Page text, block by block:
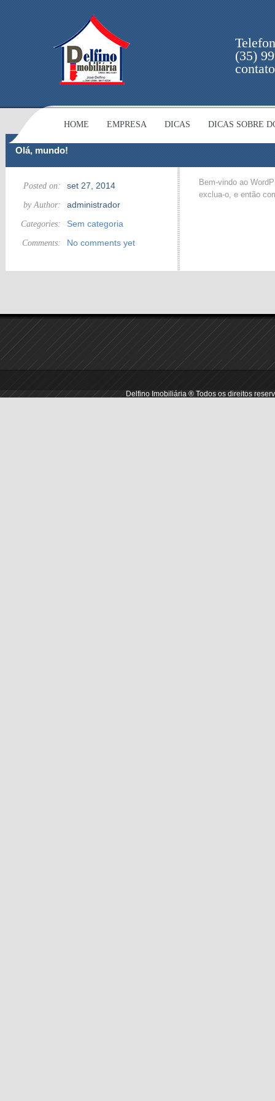
(35)
HOME EMPRESA DICAS DICAS SOBRE
Olá, mundo!
Posted on: set 27, 2014
by Author: administrador
Categories: Sem categoria
Comments: No comments yet
Bem-vindo ao
exclua-o, e então
Delfino Imobiliária ® Todos os direitos